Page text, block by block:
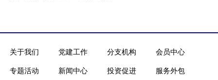
关于我们 党建工作 分支机构 会员中心
专题活动 新闻中心 投资促进 服务外包